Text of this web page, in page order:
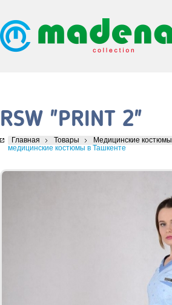
RSW "PRINT 2"
Главная Товары Медицинские костюмы
медицинские костюмы в Ташкенте